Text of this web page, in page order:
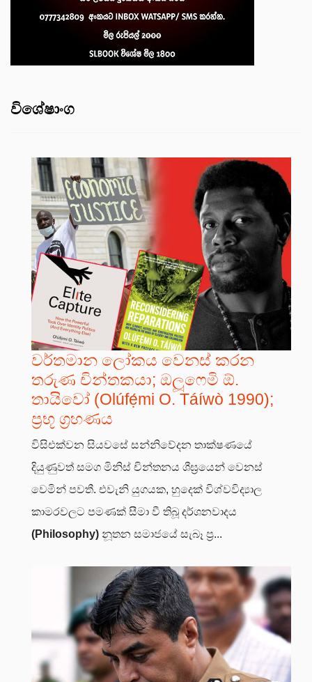
විශේෂාංග
වර්තමාන ලෝකය වෙනස් කරන
තරුණ චින්තකයා; ඔලූෆෙමි ඕ.
තායිවෝ (Olúfẹ́mi O. Táíwò 1990);
ප්‍රභූ ග්‍රහණය
විසිඑක්වන සියවසේ සන්නිවේදන තාක්ෂණයේ
දියුණුවත් සමග මිනිස් චින්තනය ශීඝ්‍රයෙන් වෙනස්
වෙමින් පවතී. එවැනි යුගයක, හුදෙක් විශ්වවිද්‍යාල
කාමරවලට පමණක් සීමා වී තිබූ දර්ශනවාදය
(Philosophy) නූතන සමාජයේ සැබෑ ප්‍ර...